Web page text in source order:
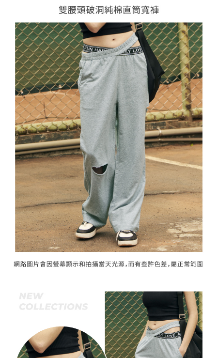
用戶於交易時，得透過本服務購買商品或服務，並由商店將買賣／分期付款
買賣價金債權讓與本公司後，依約使用本公司帳單繳交帳款。
2.基於同意付款使用「大哥付你分期」之契約關係目的，商店將以您的個人
資料（包含姓名、電話或地址）提供予台灣大哥大進項蒐集、處理及利用，
由本公司與您本人進行分期帳單所需資料之確認、核對及更正。
3.完整用戶服務條款，請詳閱以下連結：
https://oppay.tw/userRule
３．收到繳費通知簡訊後14天內，點擊此簡訊中的連結，可透過四大超商／
ATM／網路銀行／等多元方式進行付款，方視為交易完成。
※ 請注意：結帳手續完成當下不需立刻繳費，但若您需要取消訂單，請聯絡
購買商品的店家。未經商家同意取消之訂單仍視為有效，需透過AFTEE先享
後付繳納相關費用。
※ 交易是否成功請以「AFTEE先享後付 」之結帳頁面顯示為準，若有關於
是否繳費成功／繳費後需取消欲退款等相關疑問，請聯繫「AFTEE先享後付
客戶支援中心」https://netprotections.freshdesk.com/support/home
【注意事項】
１．透過由恩沛科技股份有限公司提供之「AFTEE先享後付」服務完成之交
易，需依本服務之必要範圍內提供個人資料，並將交易相關給付款項請求債
權轉讓予恩沛科技股份有限公司。
２．關於個人資料處理事宜，請瀏覽以下網址：
https://aftee.tw/terms/#terms3
３．未成年的使用者請事先徵得法定代理人或監護人之同意方可使用
「AFTEE先享後付」，若未經同意申辦者引起之損失，本公司不負相關責
任。
４．使用「AFTEE先享後付」時，將依據個別帳號之用戶狀況，依本公司即
時審查核予不同之上限額度；若仍有額度不足之情形，本公司將視審查結果
請求用戶進行身份認證。
５．嚴禁一人註冊多個帳號或使用他人資訊註冊。若發現惡意使用之情形，
恩沛科技股份有限公司將有權停止該用戶之使用額度並採取法律行動。
每筆NT$120，滿NT$2,500(含以上)免運費
付款後萊爾富取貨
每筆NT$120，滿NT$2,500(含以上)免運費
7-11取貨付款
每筆NT$120，滿NT$2,500(含以上)免運費
付款後7-11取貨
每筆NT$120，滿NT$2,500(含以上)免運費
宅配
每筆NT$120，滿NT$2,500(含以上)免運費
宅配離島
每筆NT$120，滿NT$2,500(含以上)免運費
付款後門市自取
免運費
海外配送 查看運費